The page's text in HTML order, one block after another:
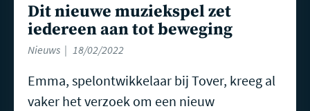
Dit nieuwe muziekspel zet
iedereen aan tot beweging
Nieuws 18/02/2022
Emma, spelontwikkelaar bij Tover, kreeg al
vaker het verzoek om een nieuw